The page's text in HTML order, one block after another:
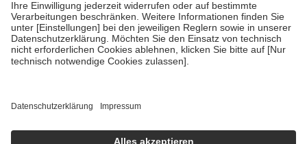
• Untersuchungen zur Vorsorge und Früherkennung, die von der
GKV getragen werden
• empfohlenen Schutzimpfungen
• Harn- und Blutteststreifen
getroffen, um sicherzustellen, dass es sich um echte Bewertungen
https://help.etrusted.com/hc/de/articles/4419944605341